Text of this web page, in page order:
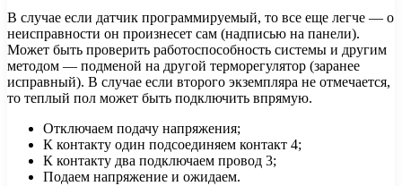
В случае если датчик программируемый, то все еще легче — о
неисправности он произнесет сам (надписью на панели).
Может быть проверить работоспособность системы и другим
методом — подменой на другой терморегулятор (заранее
исправный). В случае если второго экземпляра не отмечается,
то теплый пол может быть подключить впрямую.
Отключаем подачу напряжения;
К контакту один подсоединяем контакт 4;
К контакту два подключаем провод 3;
Подаем напряжение и ожидаем.